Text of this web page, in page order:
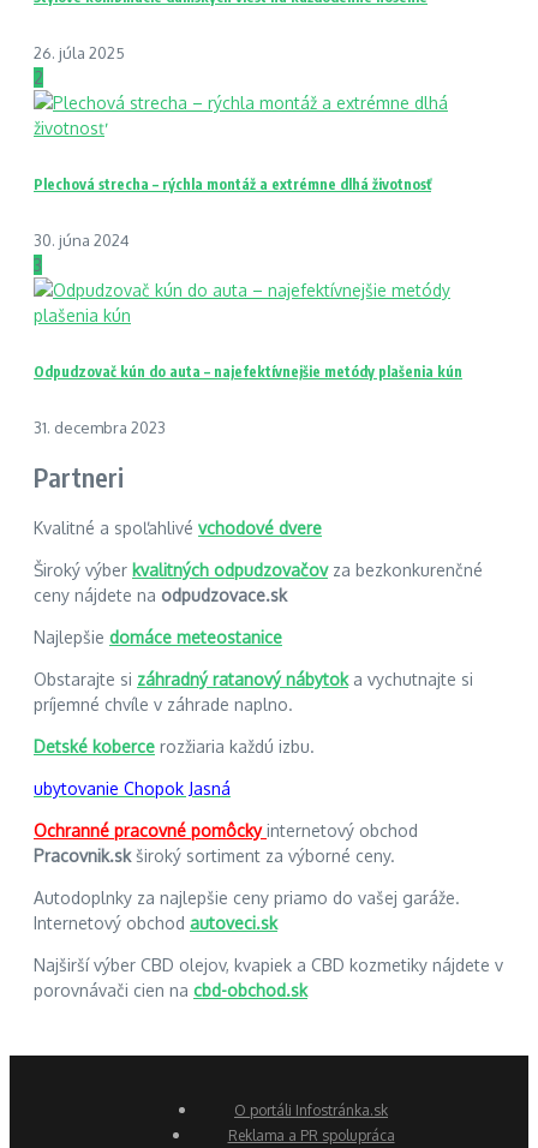
26. júla 2025
2
Plechová strecha – rýchla montáž a extrémne dlhá životnosť
30. júna 2024
3
Odpudzovač kún do auta – najefektívnejšie metódy plašenia kún
31. decembra 2023
Partneri
Kvalitné a spoľahlivé vchodové dvere
Široký výber kvalitných odpudzovačovza bezkonkurenčné
ceny nájdete na odpudzovace.sk
Najlepšie domáce meteostanice
Obstarajte si záhradný ratanový nábytoka vychutnajte si
príjemné chvíle v záhrade naplno.
Detské koberce rozžiaria každú izbu.
ubytovanie Chopok Jasná
Ochranné pracovné pomôckyinternetový obchod
Pracovnik.skširoký sortiment za výborné ceny.
Autodoplnky za najlepšie ceny priamo do vašej garáže.
Internetový obchod autoveci.sk
Najširší výber CBD olejov, kvapiek a CBD kozmetiky nájdete v
porovnávači cien na cbd-obchod.sk
O portáli Infostránka.sk
Reklama a PR spolupráca